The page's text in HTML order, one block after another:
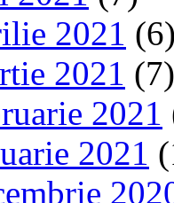
2021 (6)
2021 (7)
2021
2021